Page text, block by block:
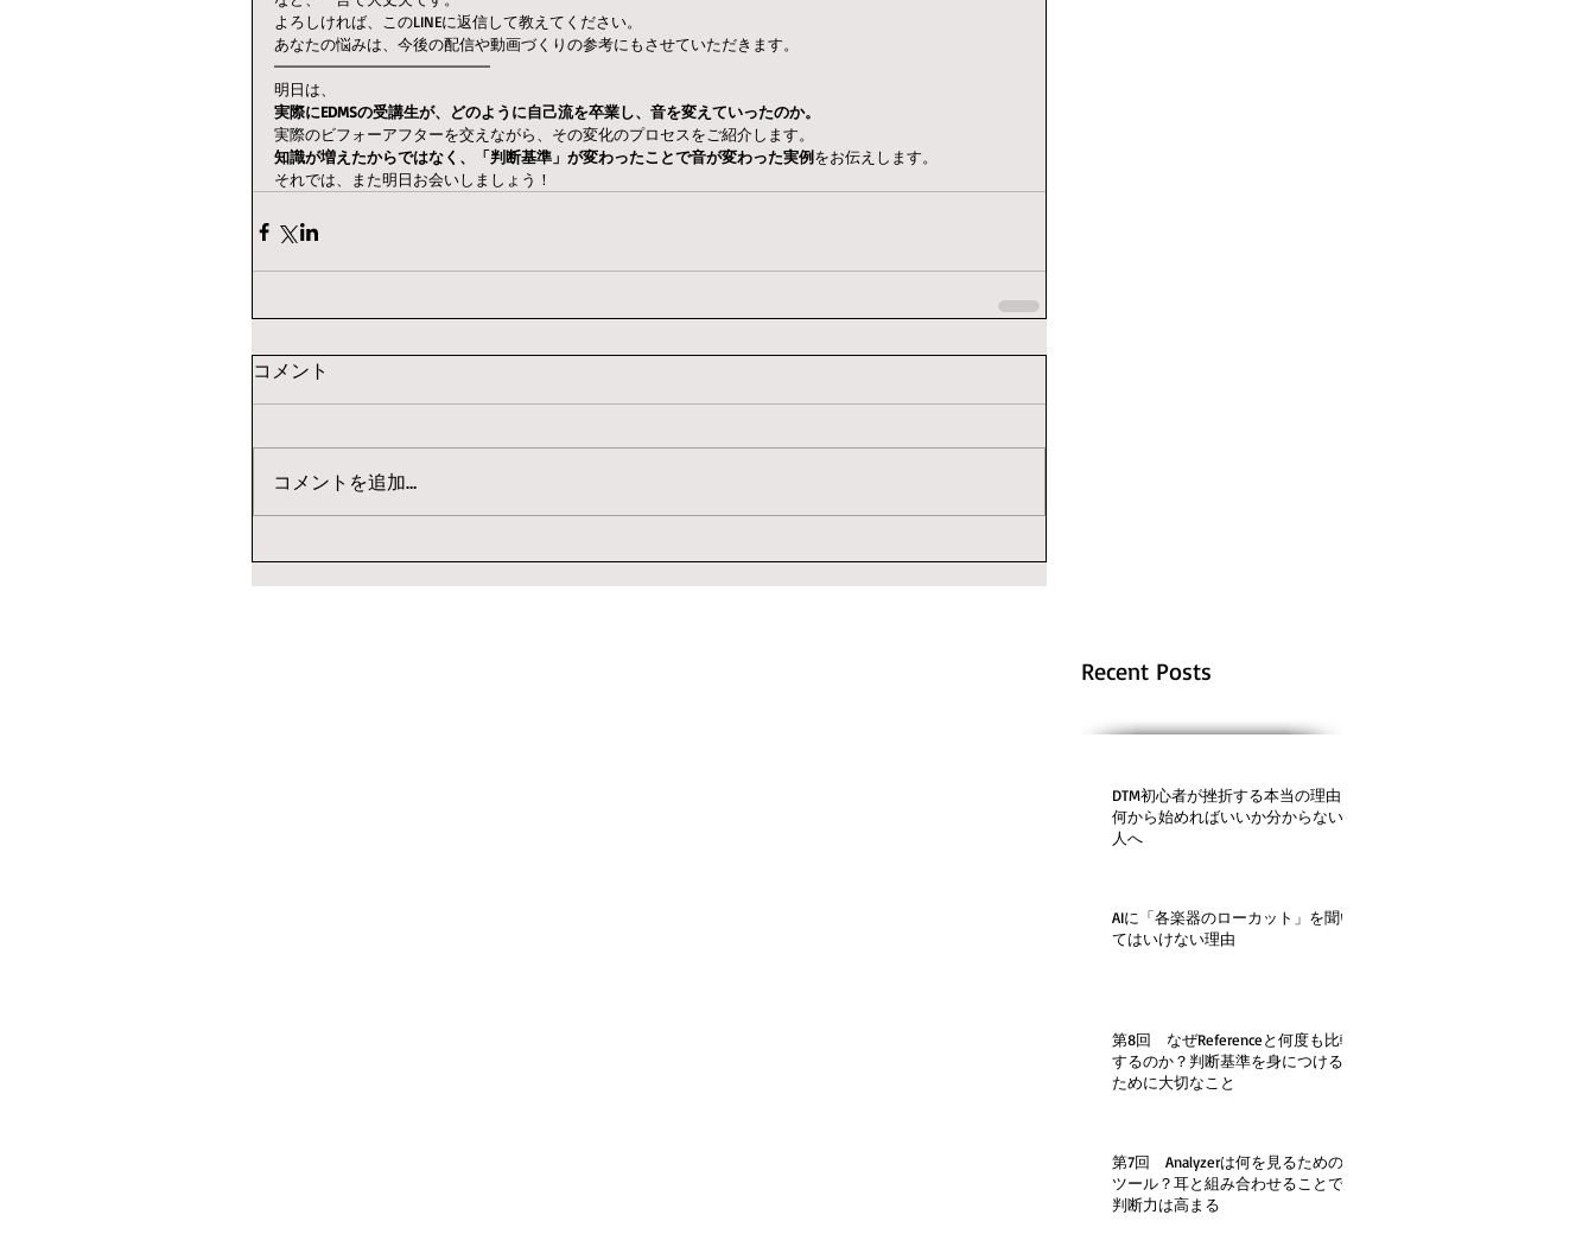
よろしければ、このLINEに返信して教えてください。
あなたの悩みは、今後の配信や動画づくりの参考にもさせていただきます。
━━━━━━━━━━━━━━
明日は、
実際にEDMSの受講生が、どのように自己流を卒業し、音を変えていったのか。
実際のビフォーアフターを交えながら、その変化のプロセスをご紹介します。
知識が増えたからではなく、「判断基準」が変わったことで音が変わった実例をお伝えします。
それでは、また明日お会いしましょう！
コメント
コメントを追加…
Recent Posts
DTM初心者が挫折する本当の理由。
何から始めればいいか分からない
人へ
AIに「各楽器のローカット」を聞い
てはいけない理由
第8回 なぜReferenceと何度も比較
するのか？判断基準を身につける
ために大切なこと
第7回 Analyzerは何を見るための
ツール？耳と組み合わせることで
判断力は高まる